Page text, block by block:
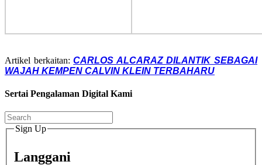
Artikel berkaitan:CARLOS ALCARAZ DILANTIK SEBAGAI
WAJAH KEMPEN CALVIN KLEIN TERBAHARU
Sertai Pengalaman Digital Kami
Sign Up
Langgani